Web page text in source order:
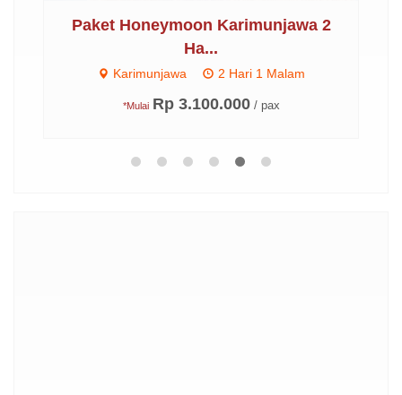
Paket Honeymoon Karimunjawa 2
Ha...
Karimunjawa 2 Hari 1 Malam
*Mulai Rp 3.100.000 / pax